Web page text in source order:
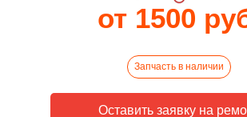
от 1500
Запчасть в наличии